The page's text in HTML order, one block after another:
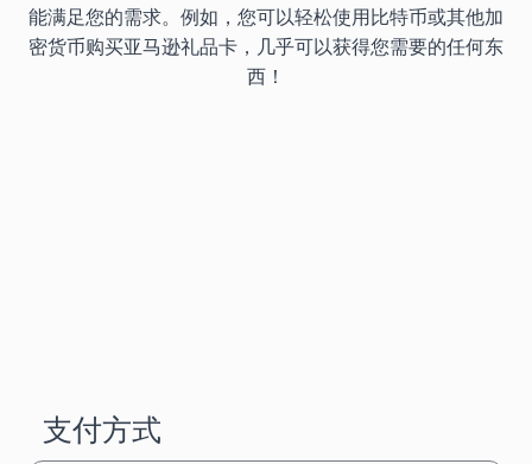
能满足您的需求。例如，您可以轻松使用比特币或其他加
密货币购买亚马逊礼品卡，几乎可以获得您需要的任何东
西！
支付方式